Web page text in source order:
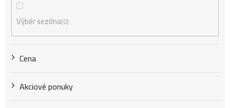
o
Výběr sezóna 0
Cena
Akciové ponuky